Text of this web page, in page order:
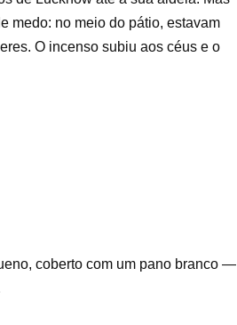
medo: no meio do pátio, estavam
O incenso subiu aos céus e o
coberto com um pano branco —